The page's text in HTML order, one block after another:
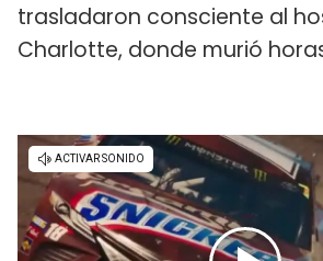
trasladaron consciente al
Charlotte, donde murió